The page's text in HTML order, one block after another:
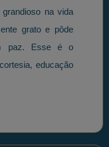
na vida
grato e pôde
paz. Esse é o
educação